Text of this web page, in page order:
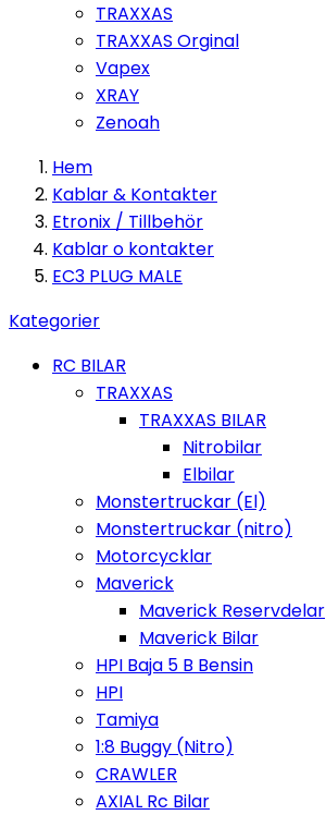
TRAXXAS
TRAXXAS Orginal
Vapex
XRAY
Zenoah
Hem
Kablar & Kontakter
Etronix / Tillbehör
Kablar o kontakter
EC3 PLUG MALE
Kategorier
RC BILAR
TRAXXAS
TRAXXAS BILAR
Nitrobilar
Elbilar
Monstertruckar (El)
Monstertruckar (nitro)
Motorcycklar
Maverick
Maverick Reservdelar
Maverick Bilar
HPI Baja 5 B Bensin
HPI
Tamiya
1:8 Buggy (Nitro)
CRAWLER
AXIAL Rc Bilar